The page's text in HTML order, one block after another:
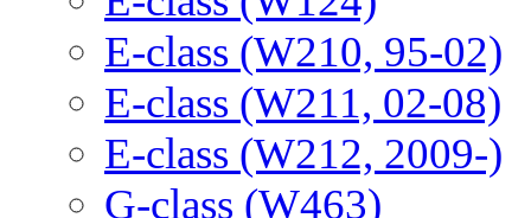
E-class (W210, 95-02)
E-class (W211, 02-08)
E-class (W212, 2009-)
G-class (W463)